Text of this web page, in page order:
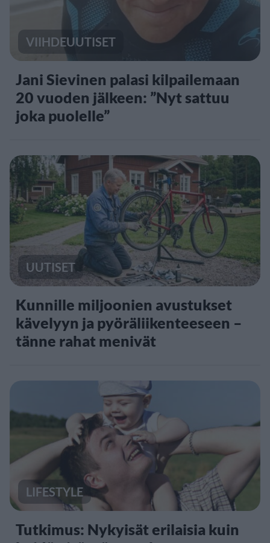
VIIHDEUUTISET
Jani Sievinen palasi kilpailemaan
20 vuoden jälkeen: ”Nyt sattuu
joka puolelle”
UUTISET
Kunnille miljoonien avustukset
kävelyyn ja pyöräliikenteeseen –
tänne rahat menivät
LIFESTYLE
Tutkimus: Nykyisät erilaisia kuin